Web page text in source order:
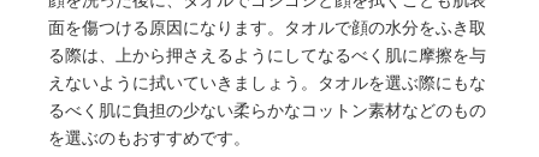
面を傷つける原因になります。タオルで顔の水分をふき取
る際は、上から押さえるようにしてなるべく肌に摩擦を与
えないように拭いていきましょう。タオルを選ぶ際にもな
るべく肌に負担の少ない柔らかなコットン素材などのもの
を選ぶのもおすすめです。